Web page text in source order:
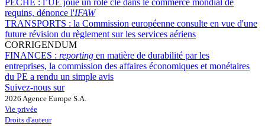
requins, dénonce l'IFAW
TRANSPORTS : la Commission européenne consulte en vue d'une
future révision du règlement sur les services aériens
CORRIGENDUM
FINANCES : reporting en matière de durabilité par les
entreprises, la commission des affaires économiques et monétaires
du PE a rendu un simple avis
Suivez-nous sur
2026 Agence Europe S.A.
Vie privée
Droits d'auteur